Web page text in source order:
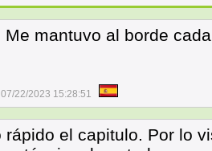
Me mantuvo al borde
07/22/2023 15:28:51
rápido el capitulo. Por lo